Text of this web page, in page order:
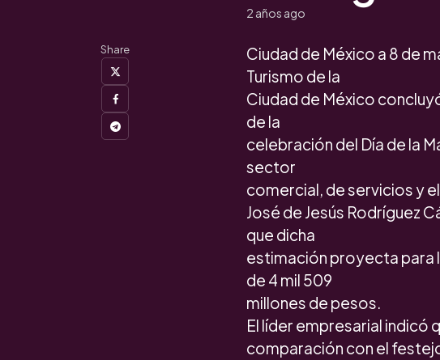
2 años ago
Share
Ciudad de México a 8 de
Turismo de la
Ciudad de México
de la
celebración del Día de la
sector
comercial, de servicios y
José de Jesús Rodríguez
que dicha
estimación proyecta para
de 4 mil 509
millones de pesos.
El líder empresarial indicó
comparación con el